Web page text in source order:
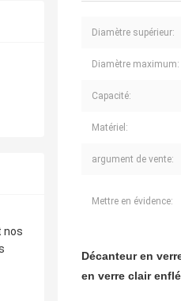
nos
Diamètre supérieur:
Diamètre maximum:
Capacité:
Matériel:
argument de vente:
Mettre en évidence:
Décanteur en
en verre clair